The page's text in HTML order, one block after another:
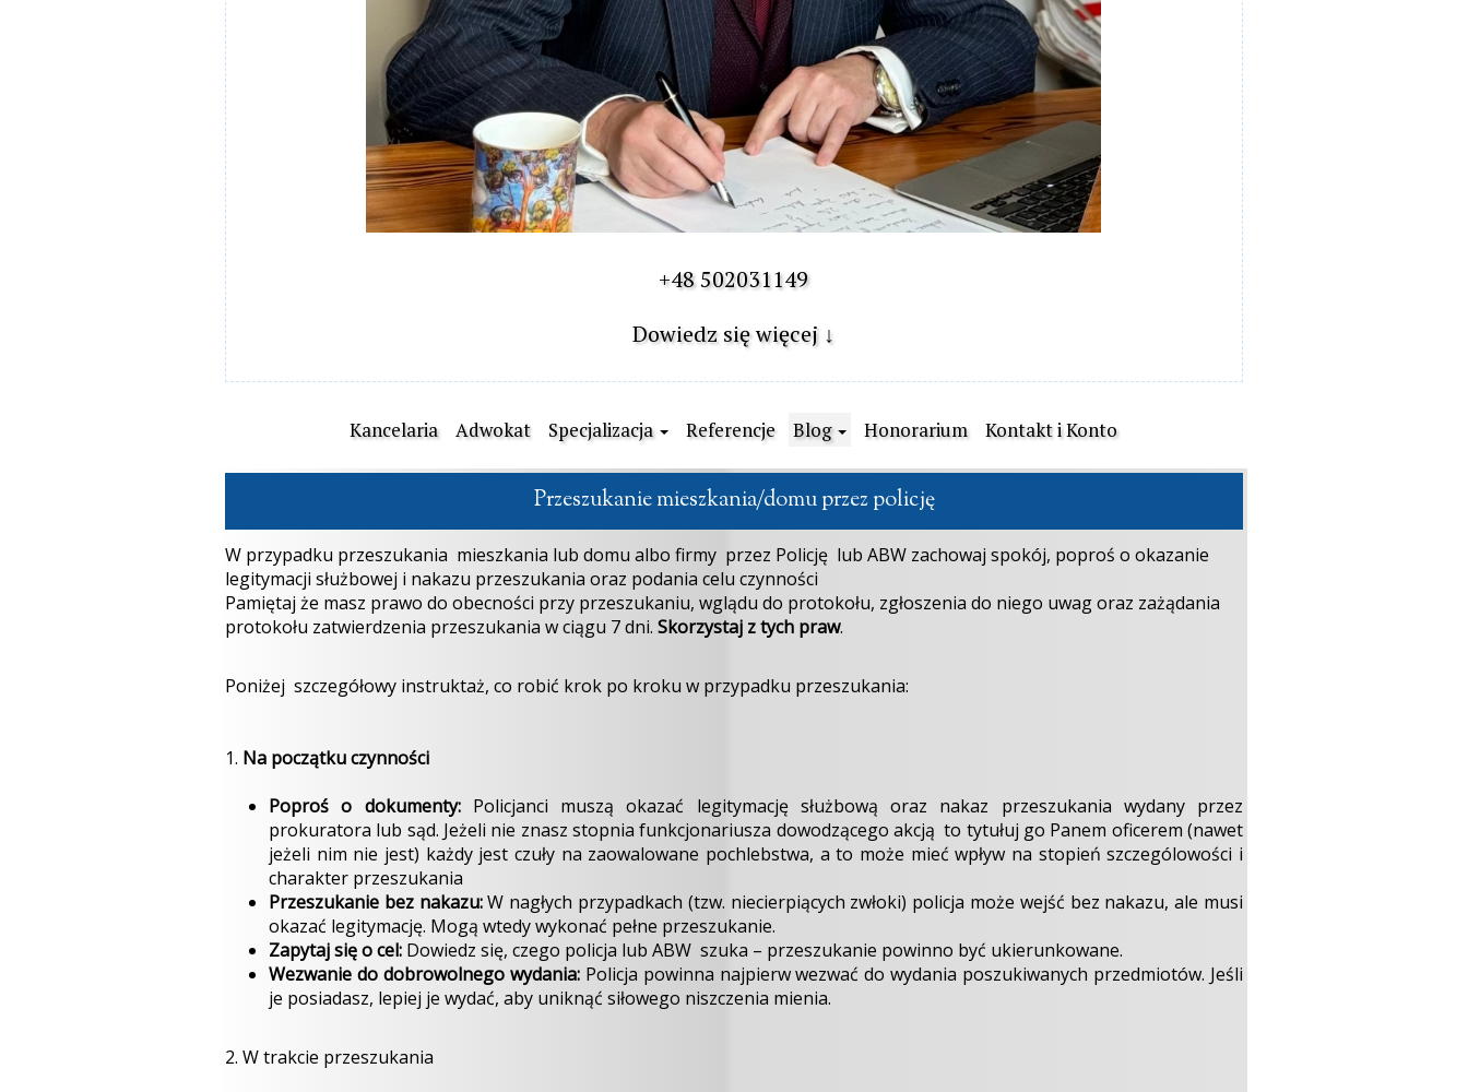
+48 502031149
Dowiedz się więcej ↓
Kancelaria Adwokat Specjalizacja Referencje Blog Honorarium Kontakt i Konto
Przeszukanie mieszkania/domu przez policję
W przypadku przeszukania mieszkania lub domu albo firmy przez Policję lub ABW zachowaj spokój, poproś o okazanie
legitymacji służbowej i nakazu przeszukania oraz podania celu czynności
Pamiętaj że masz prawo do obecności przy przeszukaniu, wglądu do protokołu, zgłoszenia do niego uwag oraz zażądania
protokołu zatwierdzenia przeszukania w ciągu 7 dni. Skorzystaj z tych praw.
Poniżej szczegółowy instruktaż, co robić krok po kroku w przypadku przeszukania:
1. Na początku czynności
Poproś o dokumenty:Policjanci muszą okazać legitymację służbową oraz nakaz przeszukania wydany przez
prokuratora lub sąd. Jeżeli nie znasz stopnia funkcjonariusza dowodzącego akcją to tytułuj go Panem oficerem (nawet
jeżeli nim nie jest) każdy jest czuły na zaowalowane pochlebstwa, a to może mieć wpływ na stopień szczególowości i
charakter przeszukania
Przeszukanie bez nakazu:W nagłych przypadkach (tzw. niecierpiących zwłoki) policja może wejść bez nakazu, ale musi
okazać legitymację. Mogą wtedy wykonać pełne przeszukanie.
Zapytaj się o cel: Dowiedz się, czego policja lub ABW szuka – przeszukanie powinno być ukierunkowane.
Wezwanie do dobrowolnego wydania:Policja powinna najpierw wezwać do wydania poszukiwanych przedmiotów. Jeśli
je posiadasz, lepiej je wydać, aby uniknąć siłowego niszczenia mienia.
2. W trakcie przeszukania